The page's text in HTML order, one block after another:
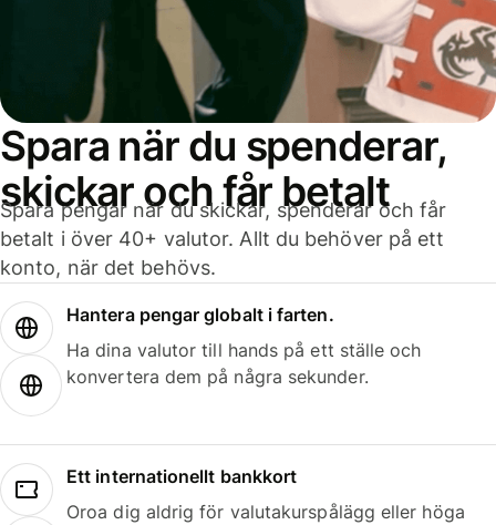
Spara när du spenderar,
skickar och får betalt
Spara pengar när du skickar, spenderar och får
betalt i över 40+ valutor. Allt du behöver på ett
konto, när det behövs.
Hantera pengar globalt i farten.
Ha dina valutor till hands på ett ställe och
konvertera dem på några sekunder.
Ett internationellt bankkort
Oroa dig aldrig för valutakurspålägg eller höga